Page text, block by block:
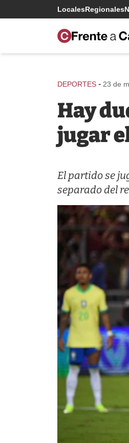
LocalesRegionales
DEPORTES - 23 de
Hay
jugar
El partido se
separado del